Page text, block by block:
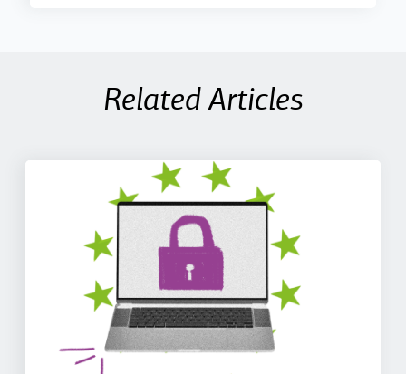
Related Articles